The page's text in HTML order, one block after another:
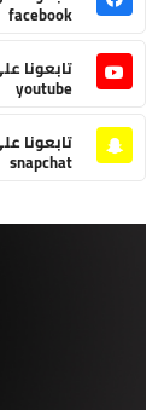
facebook
تابعونا
youtube
تابعونا
snapchat